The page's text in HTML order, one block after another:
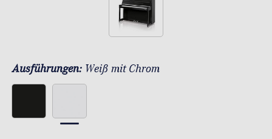
Ausführungen: Weiß mit Chrom